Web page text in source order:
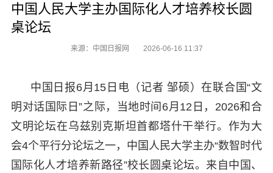
中国人民大学主办国际化人才培养校长圆
桌论坛
来源：中国日报网 2026-06-16 11:37
中国日报6月15日电（记者 邹硕）在联合国“文
明对话国际日”之际，当地时间6月12日，2026和合
文明论坛在乌兹别克斯坦首都塔什干举行。作为大
会4个平行分论坛之一，中国人民大学主办“数智时代
国际化人才培养新路径”校长圆桌论坛。来自中国、